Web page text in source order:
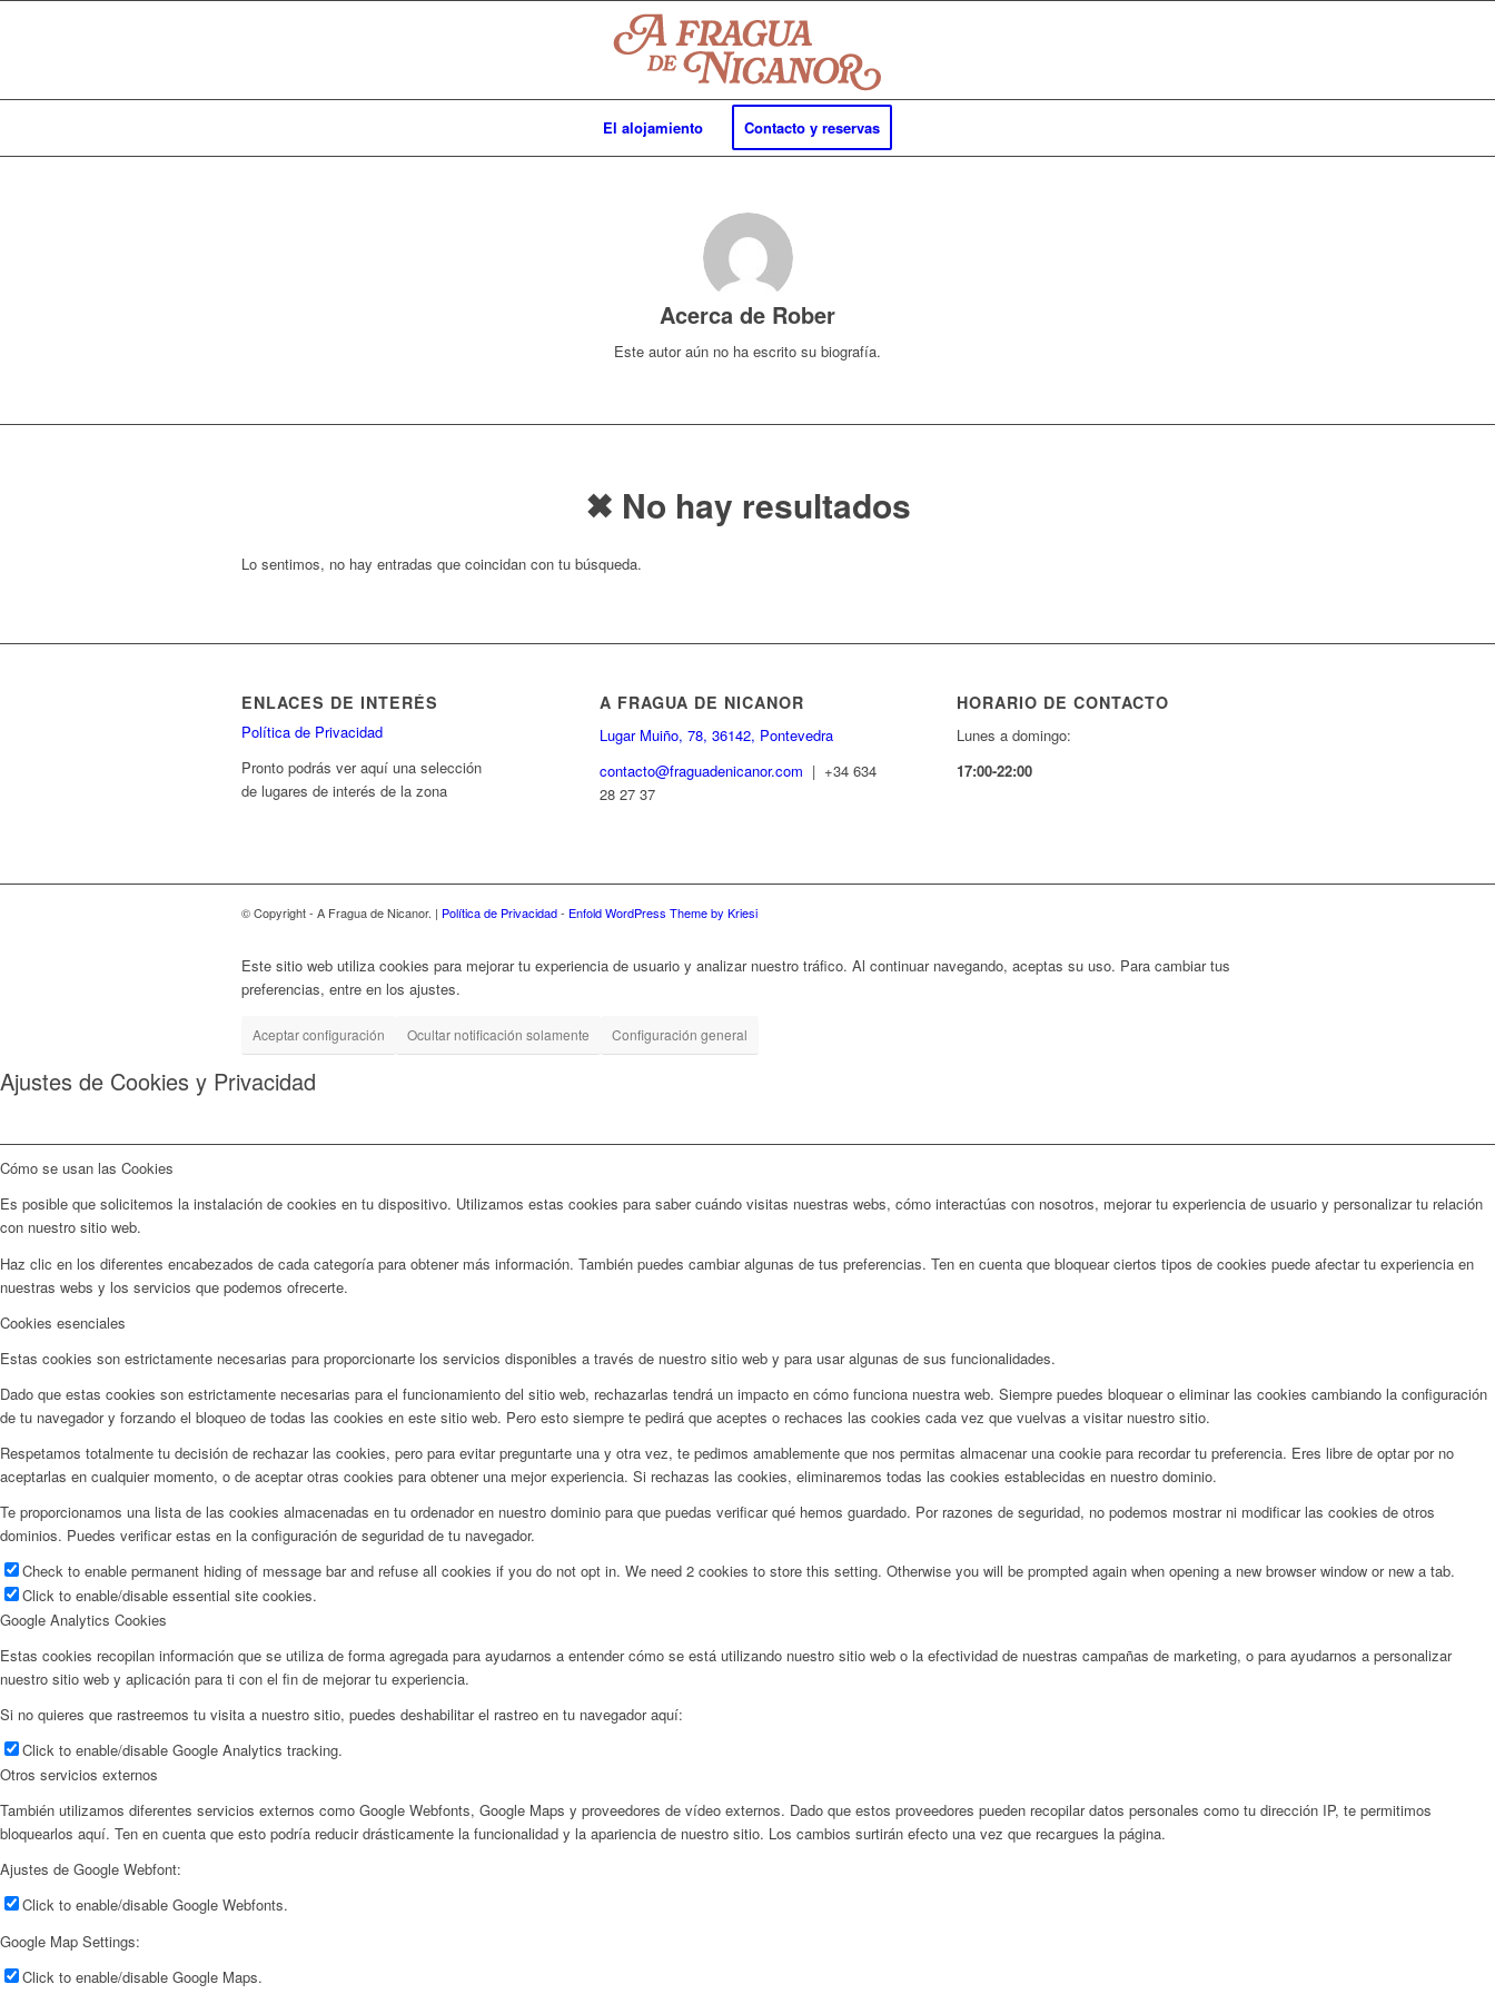
El alojamiento Contacto y reservas
Acerca de Rober
Este autor aún no ha escrito su biografía.
✖ No hay resultados
Lo sentimos, no hay entradas que coincidan con tu búsqueda.
ENLACES DE INTERÉS
Política de Privacidad
Pronto podrás ver aquí una selección
de lugares de interés de la zona
A FRAGUA DE NICANOR
Lugar Muiño, 78, 36142, Pontevedra
contacto@fraguadenicanor.com | +34 634
28 27 37
HORARIO DE CONTACTO
Lunes a domingo:
17:00-22:00
© Copyright - A Fragua de Nicanor. | Política de Privacidad- Enfold WordPress Theme by Kriesi
Este sitio web utiliza cookies para mejorar tu experiencia de usuario y analizar nuestro tráfico. Al continuar navegando, aceptas su uso. Para cambiar tus
preferencias, entre en los ajustes.
Aceptar configuración Ocultar notificación solamente Configuración general
Ajustes de Cookies y Privacidad
Cómo se usan las Cookies
Es posible que solicitemos la instalación de cookies en tu dispositivo. Utilizamos estas cookies para saber cuándo visitas nuestras webs, cómo interactúas con nosotros, mejorar tu experiencia de usuario y personalizar tu relación
con nuestro sitio web.
Haz clic en los diferentes encabezados de cada categoría para obtener más información. También puedes cambiar algunas de tus preferencias. Ten en cuenta que bloquear ciertos tipos de cookies puede afectar tu experiencia en
nuestras webs y los servicios que podemos ofrecerte.
Cookies esenciales
Estas cookies son estrictamente necesarias para proporcionarte los servicios disponibles a través de nuestro sitio web y para usar algunas de sus funcionalidades.
Dado que estas cookies son estrictamente necesarias para el funcionamiento del sitio web, rechazarlas tendrá un impacto en cómo funciona nuestra web. Siempre puedes bloquear o eliminar las cookies cambiando la configuración
de tu navegador y forzando el bloqueo de todas las cookies en este sitio web. Pero esto siempre te pedirá que aceptes o rechaces las cookies cada vez que vuelvas a visitar nuestro sitio.
Respetamos totalmente tu decisión de rechazar las cookies, pero para evitar preguntarte una y otra vez, te pedimos amablemente que nos permitas almacenar una cookie para recordar tu preferencia. Eres libre de optar por no
aceptarlas en cualquier momento, o de aceptar otras cookies para obtener una mejor experiencia. Si rechazas las cookies, eliminaremos todas las cookies establecidas en nuestro dominio.
Te proporcionamos una lista de las cookies almacenadas en tu ordenador en nuestro dominio para que puedas verificar qué hemos guardado. Por razones de seguridad, no podemos mostrar ni modificar las cookies de otros
dominios. Puedes verificar estas en la configuración de seguridad de tu navegador.
Check to enable permanent hiding of message bar and refuse all cookies if you do not opt in. We need 2 cookies to store this setting. Otherwise you will be prompted again when opening a new browser window or new a tab.
Click to enable/disable essential site cookies.
Google Analytics Cookies
Estas cookies recopilan información que se utiliza de forma agregada para ayudarnos a entender cómo se está utilizando nuestro sitio web o la efectividad de nuestras campañas de marketing, o para ayudarnos a personalizar
nuestro sitio web y aplicación para ti con el fin de mejorar tu experiencia.
Si no quieres que rastreemos tu visita a nuestro sitio, puedes deshabilitar el rastreo en tu navegador aquí:
Click to enable/disable Google Analytics tracking.
Otros servicios externos
También utilizamos diferentes servicios externos como Google Webfonts, Google Maps y proveedores de vídeo externos. Dado que estos proveedores pueden recopilar datos personales como tu dirección IP, te permitimos
bloquearlos aquí. Ten en cuenta que esto podría reducir drásticamente la funcionalidad y la apariencia de nuestro sitio. Los cambios surtirán efecto una vez que recargues la página.
Ajustes de Google Webfont:
Click to enable/disable Google Webfonts.
Google Map Settings:
Click to enable/disable Google Maps.